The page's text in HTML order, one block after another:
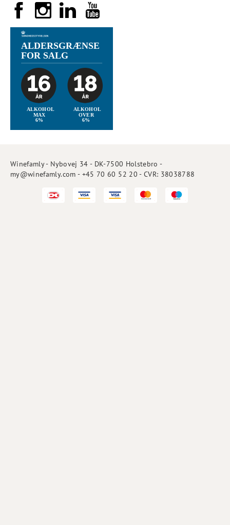
Winefamly - Nybovej 34 - DK-7500 Holstebro -
my@winefamly.com - +45 70 60 52 20 - CVR: 38038788